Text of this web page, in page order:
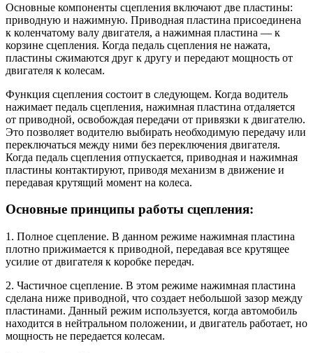
Основные компоненты сцепления включают две пластины:
приводную и нажимную. Приводная пластина присоединена
к коленчатому валу двигателя, а нажимная пластина — к
корзине сцепления. Когда педаль сцепления не нажата,
пластины сжимаются друг к другу и передают мощность от
двигателя к колесам.
Функция сцепления состоит в следующем. Когда водитель
нажимает педаль сцепления, нажимная пластина отдаляется
от приводной, освобождая передачи от привязки к двигателю.
Это позволяет водителю выбирать необходимую передачу или
переключаться между ними без переключения двигателя.
Когда педаль сцепления отпускается, приводная и нажимная
пластины контактируют, приводя механизм в движение и
передавая крутящий момент на колеса.
Основные принципы работы сцепления:
1. Полное сцепление. В данном режиме нажимная пластина
плотно прижимается к приводной, передавая все крутящее
усилие от двигателя к коробке передач.
2. Частичное сцепление. В этом режиме нажимная пластина
сделана ниже приводной, что создает небольшой зазор между
пластинами. Данный режим используется, когда автомобиль
находится в нейтральном положении, и двигатель работает, но
мощность не передается колесам.